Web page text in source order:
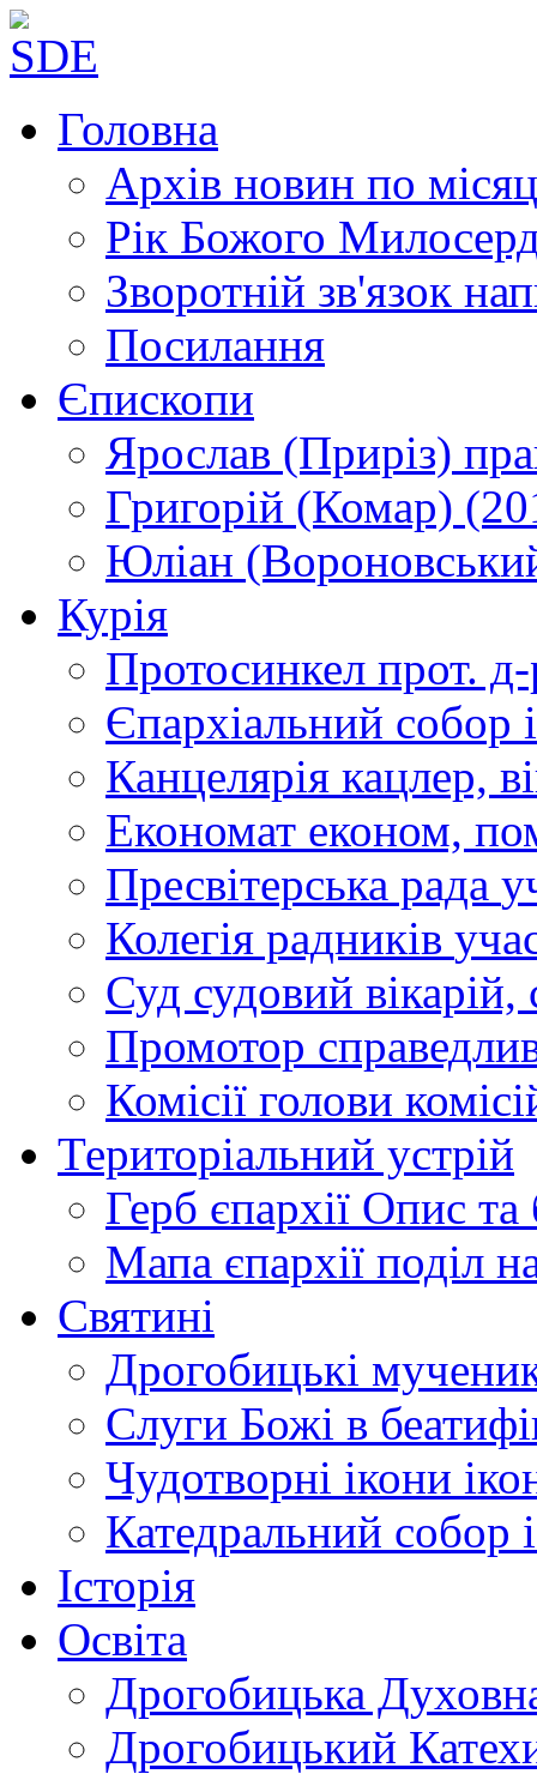
Головна
Архів новин по
Рік Божого
Зворотній зв'язок
Посилання
Єпископи
Ярослав (Приріз)
Григорій (Комар)
Юліан
Курія
Протосинкел прот.
Єпархіальний собор
Канцелярія кацлер,
Економат економ,
Пресвітерська рада
Колегія радників
Суд судовий вікарій,
Промотор
Комісії голови
Територіальний устрій
Герб єпархії Опис та
Мапа єпархії поділ
Святині
Дрогобицькі
Слуги Божі в
Чудотворні ікони
Катедральний собор
Історія
Освіта
Дрогобицька
Дрогобицький